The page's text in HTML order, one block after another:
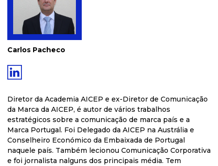
Carlos Pacheco
Diretor da Academia AICEP e ex-Diretor de Comunicação
da Marca da AICEP, é autor de vários trabalhos
estratégicos sobre a comunicação de marca país e a
Marca Portugal. Foi Delegado da AICEP na Austrália e
Conselheiro Económico da Embaixada de Portugal
naquele país. Também lecionou Comunicação Corporativa
e foi jornalista nalguns dos principais média. Tem